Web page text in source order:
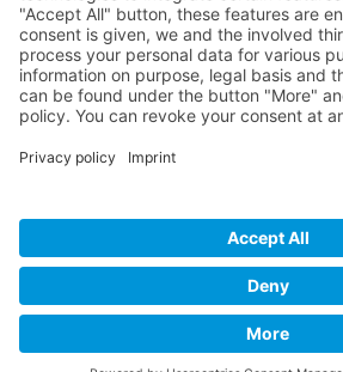
AT-Boretec - Andreas Tigges
Im Brauke 11c
57392 Schmallenberg
info@at-boretec.de
Tel.: +49 2972 978448-0
AGB
Datenschutz für Social Media